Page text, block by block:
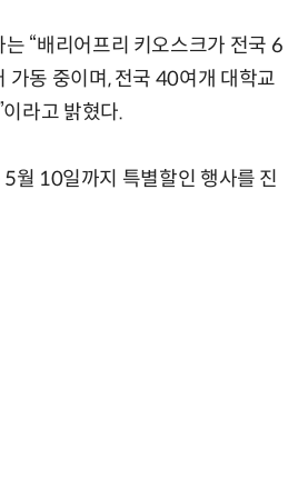
“배리어프리 키오스크가 전국 6
가동 중이며, 전국 40여개 대학교
라고 밝혔다.
월 10일까지 특별할인 행사를 진